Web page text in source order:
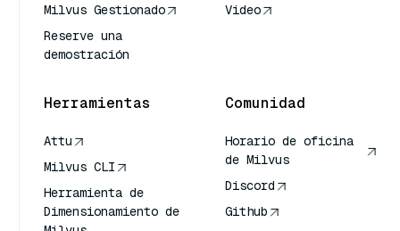
Milvus Gestionado
Reserve una
demostración
Video
Herramientas
Attu
Milvus CLI
Herramienta de
Dimensionamiento de
Comunidad
Horario de oficina
de Milvus
Discord
Github